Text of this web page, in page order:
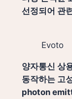
선정되어 관
Evoto
양자통신 상
동작하는 고
photon